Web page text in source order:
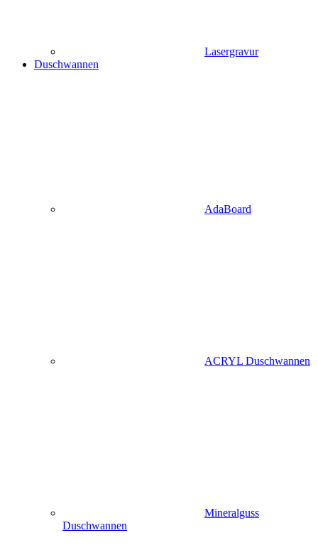
Lasergravur
Duschwannen
AdaBoard
ACRYL Duschwannen
Mineralguss
Duschwannen